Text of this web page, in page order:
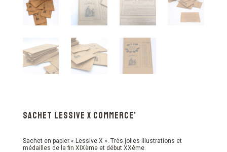
Sachet Lessive X Commerce’
Sachet en papier « Lessive X ». Très jolies illustrations et
médailles de la fin XIXème et début XXème.